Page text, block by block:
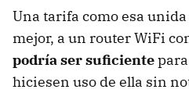
Una tarifa como esa
mejor, a un router WiFi
podría ser suficiente
hiciesen uso de ella sin